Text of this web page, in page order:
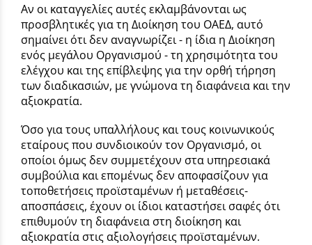
Αν οι καταγγελίες αυτές εκλαμβάνονται ως
προσβλητικές για τη Διοίκηση του ΟΑΕΔ, αυτό
σημαίνει ότι δεν αναγνωρίζει - η ίδια η Διοίκηση
ενός μεγάλου Οργανισμού - τη χρησιμότητα του
ελέγχου και της επίβλεψης για την ορθή τήρηση
των διαδικασιών, με γνώμονα τη διαφάνεια και την
αξιοκρατία.
Όσο για τους υπαλλήλους και τους κοινωνικούς
εταίρους που συνδιοικούν τον Οργανισμό, οι
οποίοι όμως δεν συμμετέχουν στα υπηρεσιακά
συμβούλια και επομένως δεν αποφασίζουν για
τοποθετήσεις προϊσταμένων ή μεταθέσεις-
αποσπάσεις, έχουν οι ίδιοι καταστήσει σαφές ότι
επιθυμούν τη διαφάνεια στη διοίκηση και
αξιοκρατία στις αξιολογήσεις προϊσταμένων.